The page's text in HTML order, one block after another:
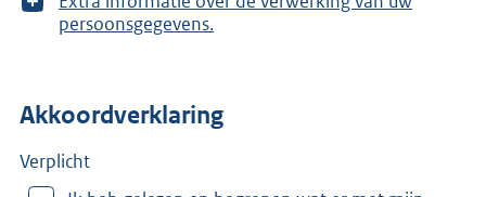
o
e
r
persoonsgegevens.
Akkoordverklaring
Verplicht